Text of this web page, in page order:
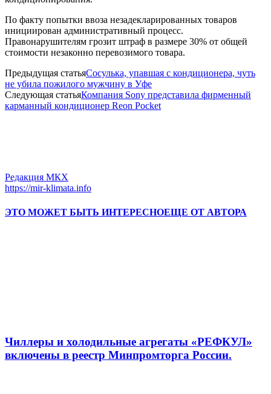
По факту попытки ввоза незадекларированных товаров
инициирован административный процесс.
Правонарушителям грозит штраф в размере 30% от общей
стоимости незаконно перевозимого товара.
Предыдущая статьяСосулька, упавшая с кондиционера, чуть
не убила пожилого мужчину в Уфе
Следующая статьяКомпания Sony представила фирменный
карманный кондиционер Reon Pocket
Редакция МКХ
https://mir-klimata.info
ЭТО МОЖЕТ БЫТЬ ИНТЕРЕСНОЕЩЕ ОТ АВТОРА
Чиллеры и холодильные агрегаты «РЕФКУЛ»
включены в реестр Минпромторга России.